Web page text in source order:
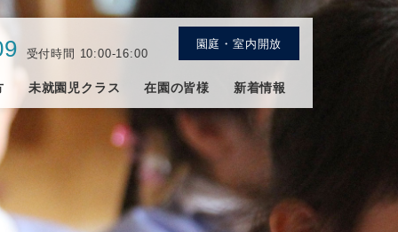
受付時間 10:00-16:00
園庭・室内開放
未就園児クラス 在園の皆様 新着情報